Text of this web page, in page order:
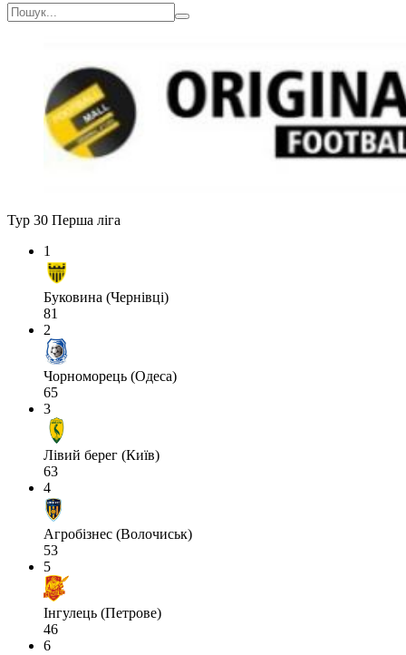
Тур 30 Перша ліга
1
Буковина (Чернівці)
81
2
Чорноморець (Одеса)
65
3
Лівий берег (Київ)
63
4
Агробізнес (Волочиськ)
53
5
Інгулець (Петрове)
46
6